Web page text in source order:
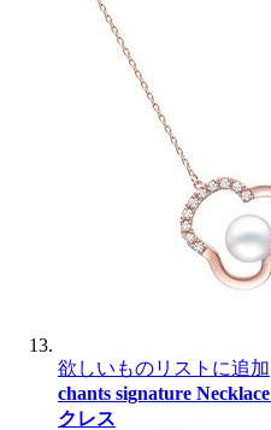
欲しいものリストに追加
chants signature Necklace
クレス